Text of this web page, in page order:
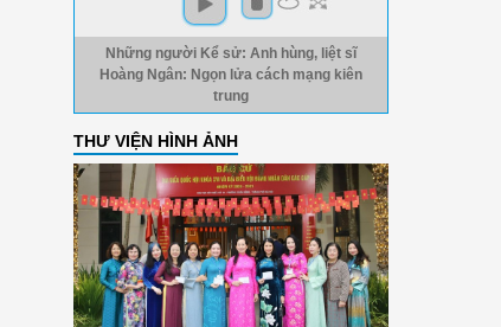
Những người Kể sử: Anh hùng, liệt sĩ
Hoàng Ngân: Ngọn lửa cách mạng kiên
trung
THƯ VIỆN HÌNH ẢNH